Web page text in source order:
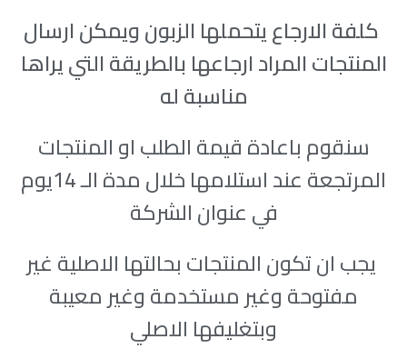
كلفة الارجاع يتحملها الزبون ويمكن ارسال
المنتجات المراد ارجاعها بالطريقة التي يراها
مناسبة له
سنقوم باعادة قيمة الطلب او المنتجات
المرتجعة عند استلامها خلال مدة الـ 14يوم
في عنوان الشركة
يجب ان تكون المنتجات بحالتها الاصلية غير
مفتوحة وغير مستخدمة وغير معيبة
وبتغليفها الاصلي